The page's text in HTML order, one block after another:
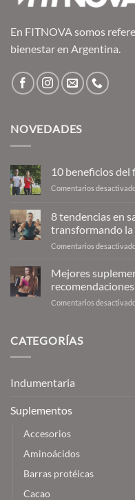
En FITNOVA somos
bienestar en Argentina.
NOVEDADES
10 beneficios del
Comentarios
8 tendencias en
transformando
Comentarios
Mejores
Comentarios
CATEGORÍAS
Indumentaria
Suplementos
Accesorios
Aminoácidos
Barras protéicas
Cacao